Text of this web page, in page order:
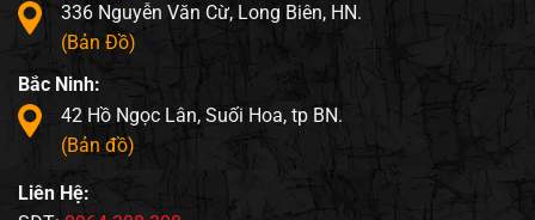
336 Nguyễn Văn Cừ, Long Biên, HN.
(Bản Đồ)
Bắc Ninh:
42 Hồ Ngọc Lân, Suối Hoa, tp BN.
(Bản đồ)
Liên Hệ: